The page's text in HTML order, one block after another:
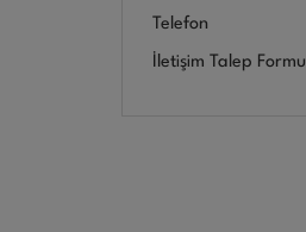
Telefon
İletişim Talep Formu